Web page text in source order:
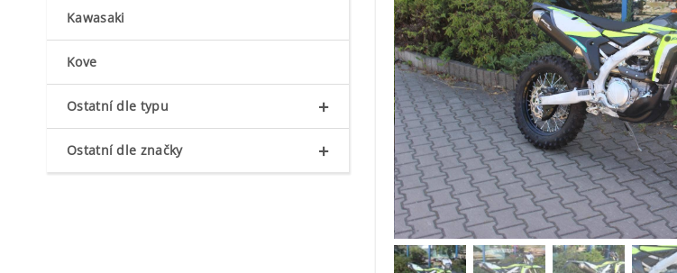
Kawasaki
Kove
+
Ostatní dle typu
+
Ostatní dle značky